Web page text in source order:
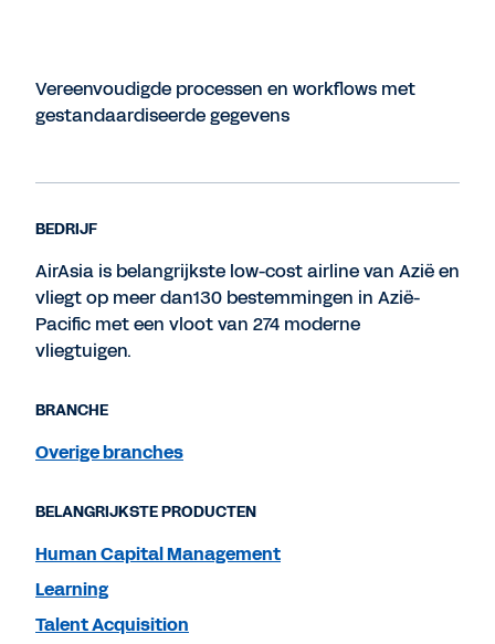
Vereenvoudigde processen en workflows met
gestandaardiseerde gegevens
BEDRIJF
AirAsia is belangrijkste low-cost airline van Azië en
vliegt op meer dan130 bestemmingen in Azië-
Pacific met een vloot van 274 moderne
vliegtuigen.
BRANCHE
Overige branches
BELANGRIJKSTE PRODUCTEN
Human Capital Management
Learning
Talent Acquisition